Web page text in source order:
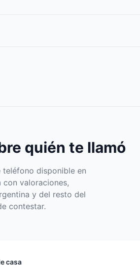
quién te llamó
disponible en
con valoraciones,
y del resto del
contestar.
casa